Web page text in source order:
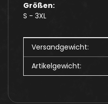
Größen:
S - 3XL
Produkteigenschaft
Wert
Versandgewicht:
Artikelgewicht: